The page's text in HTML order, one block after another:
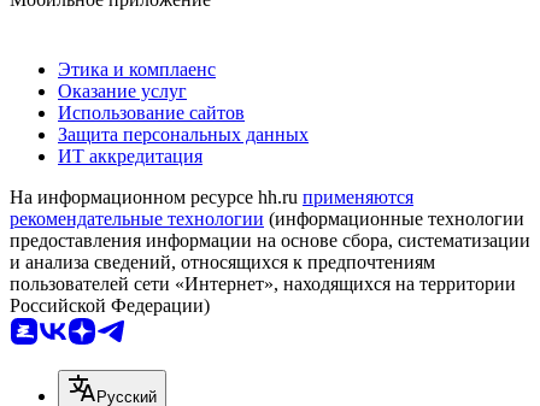
Этика и комплаенс
Оказание услуг
Использование сайтов
Защита персональных данных
ИТ аккредитация
На информационном ресурсе hh.ru применяются
рекомендательные технологии (информационные технологии
предоставления информации на основе сбора, систематизации
и анализа сведений, относящихся к предпочтениям
пользователей сети «Интернет», находящихся на территории
Российской Федерации)
Русский